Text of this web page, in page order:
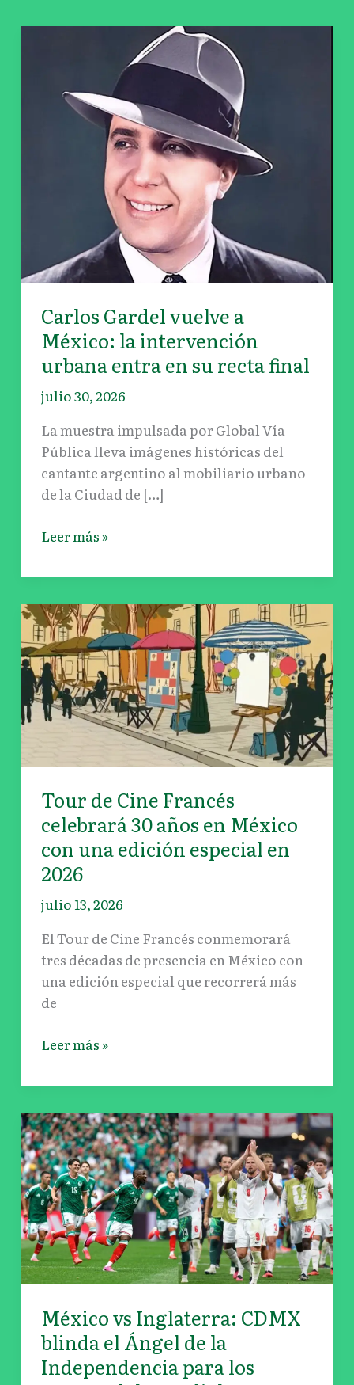
Carlos Gardel vuelve a
México: la intervención
urbana entra en su recta final
julio 30, 2026
La muestra impulsada por Global Vía
Pública lleva imágenes históricas del
cantante argentino al mobiliario urbano
de la Ciudad de […]
México:
intervención
recta
Leer más »
Tour de Cine Francés
celebrará 30 años en México
con una edición especial en
2026
julio 13, 2026
El Tour de Cine Francés conmemorará
tres décadas de presencia en México con
una edición especial que recorrerá más
de
Tour
de
Cine
Francés
celebrará
30
en
con
una
edición
especial
2026
Leer más »
México vs Inglaterra: CDMX
blinda el Ángel de la
Independencia para los
México
vs
Inglaterra:
CDMX
blinda
el
Ángel
de
Independencia
para
los
octavos